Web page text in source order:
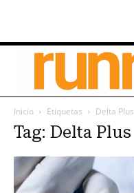
Inicio Etiquetas Delta Plus
Tag: Delta Plus